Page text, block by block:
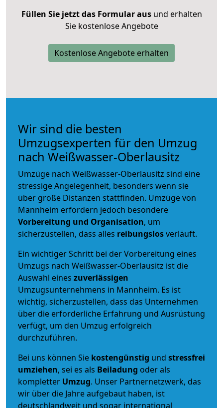
Füllen Sie jetzt das Formular ausund erhalten
Sie kostenlose Angebote
Kostenlose Angebote erhalten
Wir sind die besten
Umzugsexperten für den Umzug
nach Weißwasser-Oberlausitz
Umzüge nach Weißwasser-Oberlausitz sind eine
stressige Angelegenheit, besonders wenn sie
über große Distanzen stattfinden. Umzüge von
Mannheim erfordern jedoch besondere
Vorbereitung und Organisation, um
sicherzustellen, dass alles reibungslosverläuft.
Ein wichtiger Schritt bei der Vorbereitung eines
Umzugs nach Weißwasser-Oberlausitz ist die
Auswahl eines zuverlässigen
Umzugsunternehmens in Mannheim. Es ist
wichtig, sicherzustellen, dass das Unternehmen
über die erforderliche Erfahrung und Ausrüstung
verfügt, um den Umzug erfolgreich
durchzuführen.
Bei uns können Sie kostengünstig und stressfrei
umziehen, sei es als Beiladung oder als
kompletter Umzug. Unser Partnernetzwerk, das
wir über die Jahre aufgebaut haben, ist
deutschlandweit und sogar international